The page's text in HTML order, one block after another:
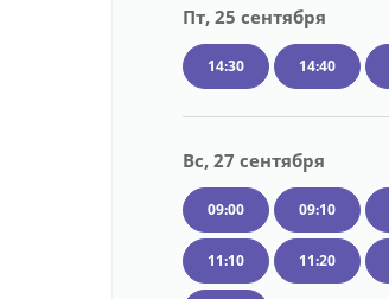
Пт, 25 сентября
14:30 14:40
Вс, 27 сентября
09:00 09:10
11:10 11:20